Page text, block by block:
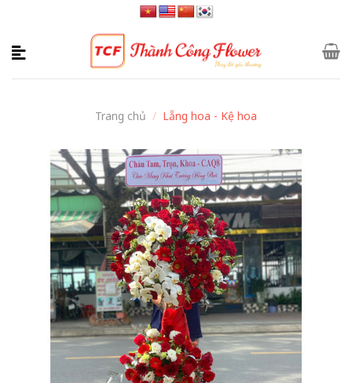
content
Trang chủ / Lẵng hoa - Kệ hoa